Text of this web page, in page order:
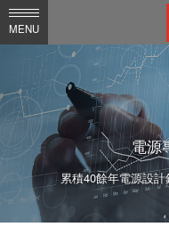
MENU
電源
累積40餘年電源設